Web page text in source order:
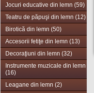
Jocuri educative din lemn (59)
Teatru de păpuşi din lemn (12)
Birotică din lemn (50)
Accesorii fetiţe din lemn (13)
Decoraţiuni din lemn (32)
Instrumente muzicale din lemn
(16)
Leagane din lemn (2)